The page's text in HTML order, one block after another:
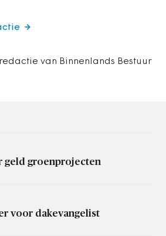
van Binnenlands Bestuur
geld groenprojecten
voor dakevangelist